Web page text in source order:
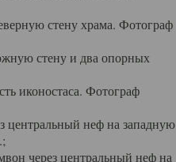
стену храма. Фотограф
стену и два опорных
иконостаса. Фотограф
неф на западную
через центральный неф на